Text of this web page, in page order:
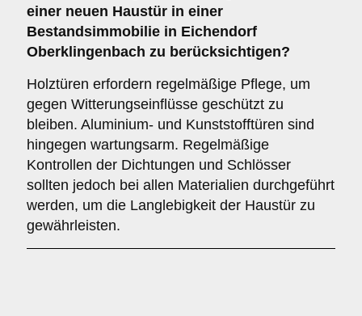
einer neuen Haustür in einer
Bestandsimmobilie in Eichendorf
Oberklingenbach zu berücksichtigen?
Holztüren erfordern regelmäßige Pflege, um
gegen Witterungseinflüsse geschützt zu
bleiben. Aluminium- und Kunststofftüren sind
hingegen wartungsarm. Regelmäßige
Kontrollen der Dichtungen und Schlösser
sollten jedoch bei allen Materialien durchgeführt
werden, um die Langlebigkeit der Haustür zu
gewährleisten.